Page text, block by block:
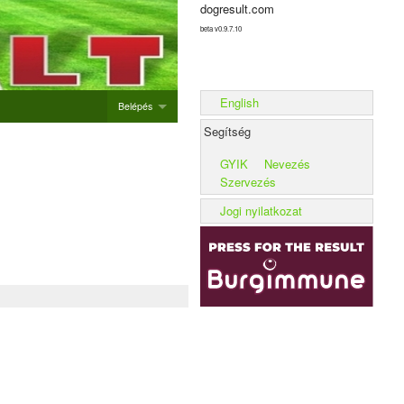
dogresult.com
beta v0.9.7.10
Belépés
Új rendezvény hozzáadása
English
Segítség
GYIK
Nevezés
Szervezés
Jogi nyilatkozat